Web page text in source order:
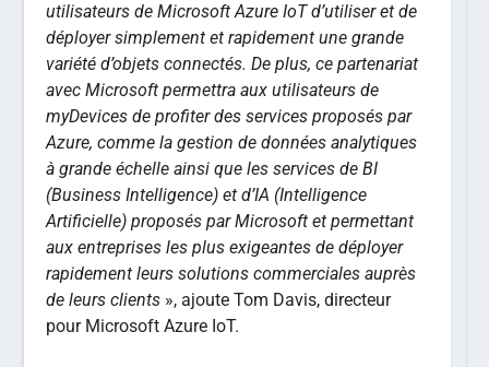
utilisateurs de Microsoft Azure IoT d’utiliser et de
déployer simplement et rapidement une grande
variété d’objets connectés. De plus, ce partenariat
avec Microsoft permettra aux utilisateurs de
myDevices de profiter des services proposés par
Azure, comme la gestion de données analytiques
à grande échelle ainsi que les services de BI
(Business Intelligence) et d’IA (Intelligence
Artificielle) proposés par Microsoft et permettant
aux entreprises les plus exigeantes de déployer
rapidement leurs solutions commerciales auprès
de leurs clients », ajoute Tom Davis, directeur
pour Microsoft Azure IoT.